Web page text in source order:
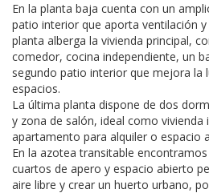
En la planta baja cuenta con un
patio interior que aporta ventilación
planta alberga la vivienda principal,
comedor, cocina independiente, un
segundo patio interior que mejora la
espacios.
La última planta dispone de dos
y zona de salón, ideal como vivienda
apartamento para alquiler o espacio
En la azotea transitable
cuartos de apero y espacio abierto
aire libre y crear un huerto urbano,